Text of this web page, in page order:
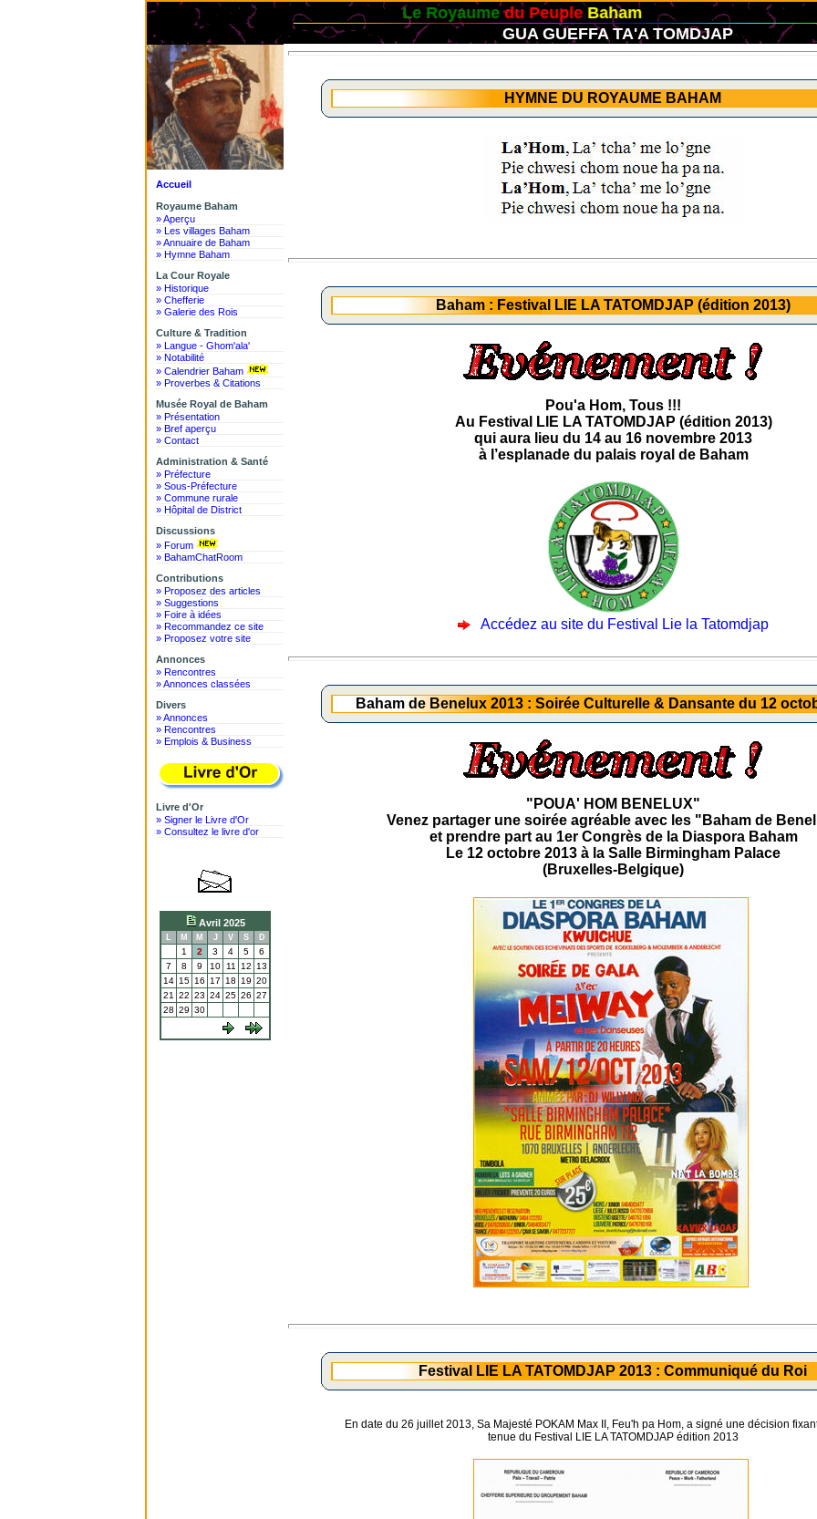
Le Royaumedu PeupleBaham
GUA GUEFFA TA'A TOMDJAP
Accueil
Royaume Baham
» Aperçu
» Les villages Baham
» Annuaire de Baham
» Hymne Baham
La Cour Royale
» Historique
» Chefferie
» Galerie des Rois
Culture & Tradition
» Langue - Ghom'ala'
» Notabilité
» Calendrier Baham
» Proverbes & Citations
Musée Royal de Baham
» Présentation
» Bref aperçu
» Contact
Administration & Santé
» Préfecture
» Sous-Préfecture
» Commune rurale
» Hôpital de District
Discussions
» Forum
» BahamChatRoom
Contributions
» Proposez des articles
» Suggestions
» Foire à idées
» Recommandez ce site
» Proposez votre site
Annonces
» Rencontres
» Annonces classées
Divers
» Annonces
» Rencontres
» Emplois & Business
Livre d'Or
» Signer le Livre d'Or
» Consultez le livre d'or
Avril 2025
L M M J V S D
1 2 3 4 5
6
7
8 9 10 11 12
13
14 15 16 17 18 19 20
21
22 23 24 25 26 27
28 29 30
HYMNE DU ROYAUME BAHAM
Baham : Festival LIE LA TATOMDJAP (édition 2013)
Pou'a Hom, Tous !!!
Au Festival LIE LA TATOMDJAP (édition 2013)
qui aura lieu du 14 au 16 novembre 2013
à l’esplanade du palais royal de Baham
Accédez au site du Festival Lie la Tatomdjap
Baham de Benelux 2013 : Soirée Culturelle & Dansante du 12
"POUA' HOM BENELUX"
Venez partager une soirée agréable avec les "Baham de
et prendre part au 1er Congrès de la Diaspora Baham
Le 12 octobre 2013 à la Salle Birmingham Palace
(Bruxelles-Belgique)
Festival LIE LA TATOMDJAP 2013 : Communiqué du Roi
En date du 26 juillet 2013, Sa Majesté POKAM Max II, Feu'h pa Hom, a signé une décision
tenue du Festival LIE LA TATOMDJAP édition 2013